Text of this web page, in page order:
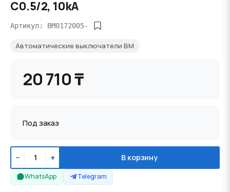
C0.5/2, 10kA
Артикул: BM0172005-
Автоматические выключатели BM
20 710 ₸
Под заказ
− + В корзину
WhatsApp Telegram